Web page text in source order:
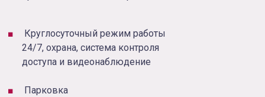
Круглосуточный режим работы
24/7, охрана, система контроля
доступа и видеонаблюдение
Парковка